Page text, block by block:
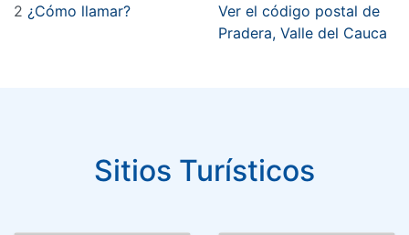
2 ¿Cómo llamar?
Ver el código postal de
Pradera, Valle del Cauca
Sitios Turísticos